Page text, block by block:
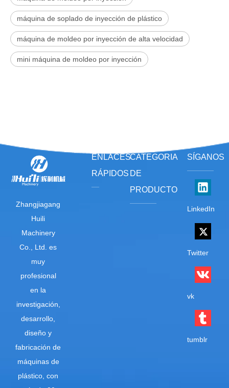
máquina de soplado de inyección de plástico
máquina de moldeo por inyección de alta velocidad
mini máquina de moldeo por inyección
Zhangjiagang
Huili
Machinery
Co., Ltd. es
muy
profesional
en la
investigación,
desarrollo,
diseño y
fabricación de
máquinas de
plástico, con
ENLACES
RÁPIDOS
CATEGORIA
DE
PRODUCTO
SÍGANOS
LinkedIn
Twitter
vk
tumblr